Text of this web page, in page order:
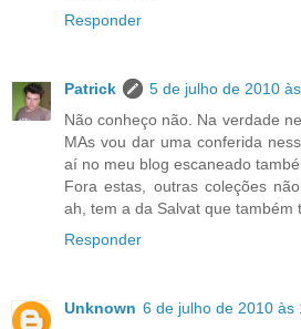
Responder
Patrick
5 de julho de 2010
Não conheço não. Na verdade
MAs vou dar uma conferida
aí no meu blog escaneado
Fora estas, outras coleções
ah, tem a da Salvat que também
Responder
Unknown 6 de julho de 2010 às